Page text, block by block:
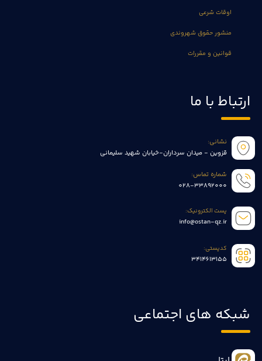
اوقات شرعی
منشور حقوق شهروندی
قوانین و مقررات
ارتباط با ما
نشانی:
قزوین - میدان سرداران-خیابان شهید سلیمانی
شماره تماس:
028-33892000
پست الکترونیک:
info@ostan-qz.ir
کدپستی:
3414613155
شبکه های اجتماعی